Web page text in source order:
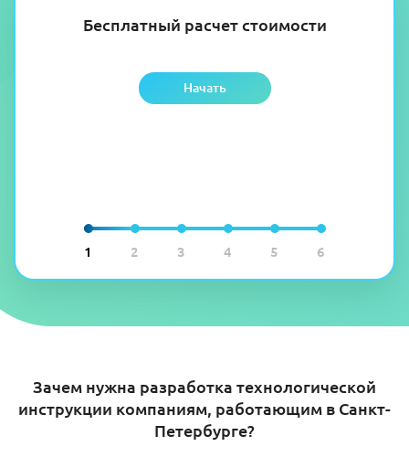
1 2 3 4 5 6
Бесплатный расчет стоимости
Начать
Зачем нужна разработка технологической
инструкции компаниям, работающим в Санкт-
Петербурге?